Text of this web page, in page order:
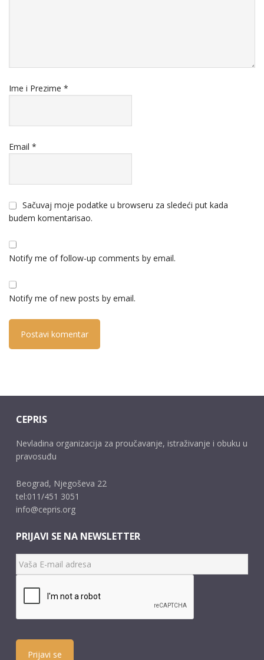
Ime i Prezime *
Email *
Sačuvaj moje podatke u browseru za sledeći put kada
budem komentarisao.
Notify me of follow-up comments by email.
Notify me of new posts by email.
CEPRIS
Nevladina organizacija za proučavanje, istraživanje i obuku u
pravosuđu
Beograd, Njegoševa 22
tel:011/451 3051
info@cepris.org
PRIJAVI SE NA NEWSLETTER
Prijavi se